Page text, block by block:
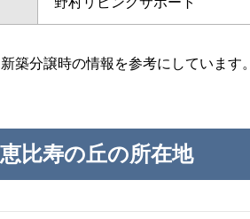
築分譲時の情報を参考にしています。
比寿の丘の所在地